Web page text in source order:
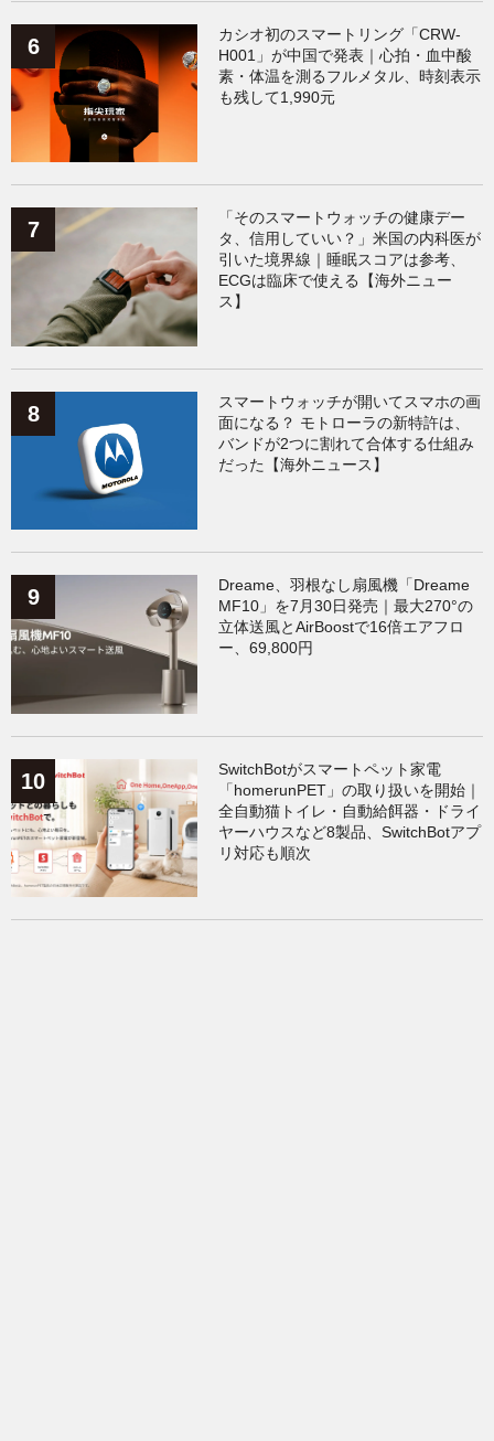
カシオ初のスマートリング「CRW-
H001」が中国で発表｜心拍・血中酸
素・体温を測るフルメタル、時刻表示
も残して1,990元
「そのスマートウォッチの健康デー
タ、信用していい？」米国の内科医が
引いた境界線｜睡眠スコアは参考、
ECGは臨床で使える【海外ニュー
ス】
スマートウォッチが開いてスマホの画
面になる？ モトローラの新特許は、
バンドが2つに割れて合体する仕組み
だった【海外ニュース】
Dreame、羽根なし扇風機「Dreame
MF10」を7月30日発売｜最大270°の
立体送風とAirBoostで16倍エアフロ
ー、69,800円
SwitchBotがスマートペット家電
「homerunPET」の取り扱いを開始｜
全自動猫トイレ・自動給餌器・ドライ
ヤーハウスなど8製品、SwitchBotアプ
リ対応も順次